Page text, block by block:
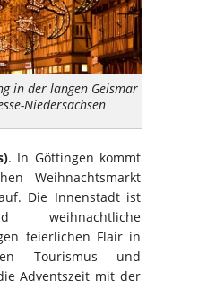
in der langen Geismar
Niedersachsen
. In Göttingen kommt
Weihnachtsmarkt
Die Innenstadt ist
weihnachtliche
feierlichen Flair in
Tourismus und
Adventszeit mit der